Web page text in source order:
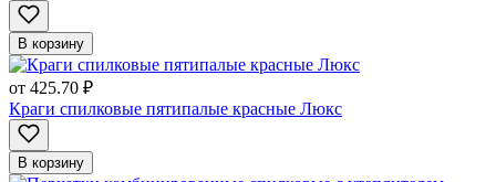
В корзину
от 425.70 ₽
Краги спилковые пятипалые красные Люкс
В корзину